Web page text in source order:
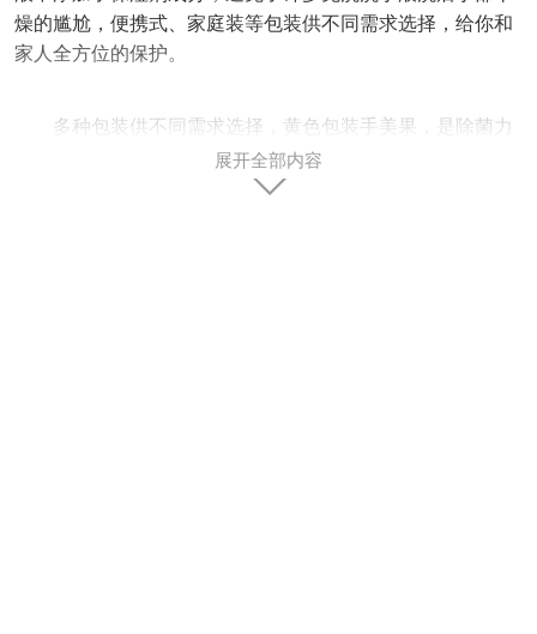
燥的尴尬，便携式、家庭装等包装供不同需求选择，给你和
家人全方位的保护。
多种包装供不同需求选择，黄色包装手美果，是除菌力
提升的新产品，特别适用于诺如病毒与无包膜病毒流行的季
节。而可爱的粉色包装手美果则适用于日常接触病毒和细
展开全部内容